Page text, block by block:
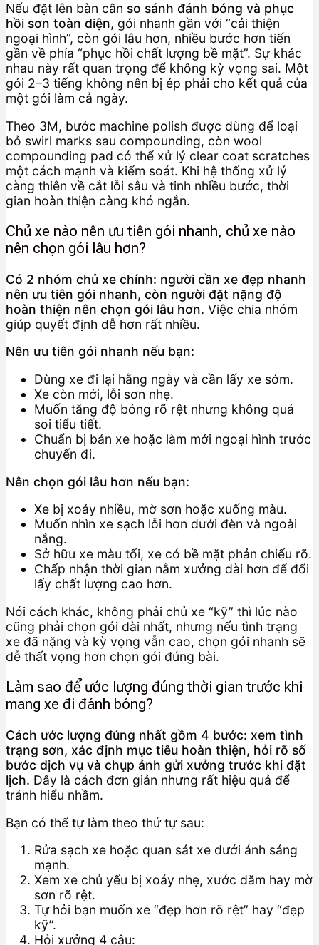
Nếu đặt lên bàn cân so sánh đánh bóng và phục
hồi sơn toàn diện, gói nhanh gần với “cải thiện
ngoại hình”, còn gói lâu hơn, nhiều bước hơn tiến
gần về phía “phục hồi chất lượng bề mặt”. Sự khác
nhau này rất quan trọng để không kỳ vọng sai. Một
gói 2–3 tiếng không nên bị ép phải cho kết quả của
một gói làm cả ngày.
Theo 3M, bước machine polish được dùng để loại
bỏ swirl marks sau compounding, còn wool
compounding pad có thể xử lý clear coat scratches
một cách mạnh và kiểm soát. Khi hệ thống xử lý
càng thiên về cắt lỗi sâu và tinh nhiều bước, thời
gian hoàn thiện càng khó ngắn.
Chủ xe nào nên ưu tiên gói nhanh, chủ xe nào
nên chọn gói lâu hơn?
Có 2 nhóm chủ xe chính: người cần xe đẹp nhanh
nên ưu tiên gói nhanh, còn người đặt nặng độ
hoàn thiện nên chọn gói lâu hơn. Việc chia nhóm
giúp quyết định dễ hơn rất nhiều.
Nên ưu tiên gói nhanh nếu bạn:
Dùng xe đi lại hằng ngày và cần lấy xe sớm.
Xe còn mới, lỗi sơn nhẹ.
Muốn tăng độ bóng rõ rệt nhưng không quá
soi tiểu tiết.
Chuẩn bị bán xe hoặc làm mới ngoại hình trước
chuyến đi.
Nên chọn gói lâu hơn nếu bạn:
Xe bị xoáy nhiều, mờ sơn hoặc xuống màu.
Muốn nhìn xe sạch lỗi hơn dưới đèn và ngoài
nắng.
Sở hữu xe màu tối, xe có bề mặt phản chiếu rõ.
Chấp nhận thời gian nằm xưởng dài hơn để đổi
lấy chất lượng cao hơn.
Nói cách khác, không phải chủ xe “kỹ” thì lúc nào
cũng phải chọn gói dài nhất, nhưng nếu tình trạng
xe đã nặng và kỳ vọng vẫn cao, chọn gói nhanh sẽ
dễ thất vọng hơn chọn gói đúng bài.
Làm sao để ước lượng đúng thời gian trước khi
mang xe đi đánh bóng?
Cách ước lượng đúng nhất gồm 4 bước: xem tình
trạng sơn, xác định mục tiêu hoàn thiện, hỏi rõ số
bước dịch vụ và chụp ảnh gửi xưởng trước khi đặt
lịch. Đây là cách đơn giản nhưng rất hiệu quả để
tránh hiểu nhầm.
Bạn có thể tự làm theo thứ tự sau:
Rửa sạch xe hoặc quan sát xe dưới ánh sáng
mạnh.
Xem xe chủ yếu bị xoáy nhẹ, xước dăm hay mờ
sơn rõ rệt.
Tự hỏi bạn muốn xe “đẹp hơn rõ rệt” hay “đẹp
kỹ”.
Hỏi xưởng 4 câu: